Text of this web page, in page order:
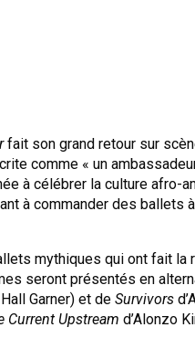
fait son grand retour sur
comme « un
à célébrer la culture afro-
à commander des ballets
mythiques qui ont fait la
seront présentés en
Garner) et de Survivors
Current Upstream d’Alonzo